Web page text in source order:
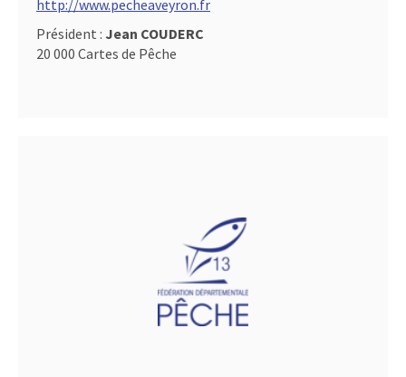
http://www.pecheaveyron.fr
Président : Jean COUDERC
20 000 Cartes de Pêche